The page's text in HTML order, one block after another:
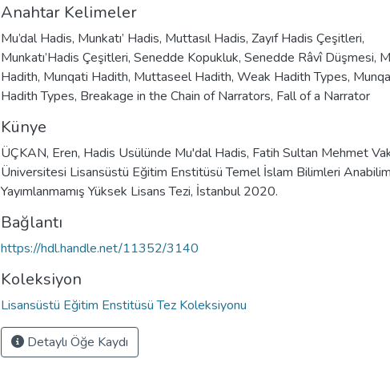
Anahtar Kelimeler
Mu’dal Hadis, Munkatı’ Hadis, Muttasıl Hadis, Zayıf Hadis Çeşitleri,
Munkatı’Hadis Çeşitleri, Senedde Kopukluk, Senedde Râvî Düşmesi,
Hadith, Munqati Hadith, Muttaseel Hadith, Weak Hadith Types,
Hadith Types, Breakage in the Chain of Narrators, Fall of a Narrator
Künye
ÜÇKAN, Eren, Hadis Usülünde Mu'dal Hadis, Fatih Sultan Mehmet
Üniversitesi Lisansüstü Eğitim Enstitüsü Temel İslam Bilimleri Anabilim
Yayımlanmamış Yüksek Lisans Tezi, İstanbul 2020.
Bağlantı
https://hdl.handle.net/11352/3140
Koleksiyon
Lisansüstü Eğitim Enstitüsü Tez Koleksiyonu
Detaylı Öğe Kaydı